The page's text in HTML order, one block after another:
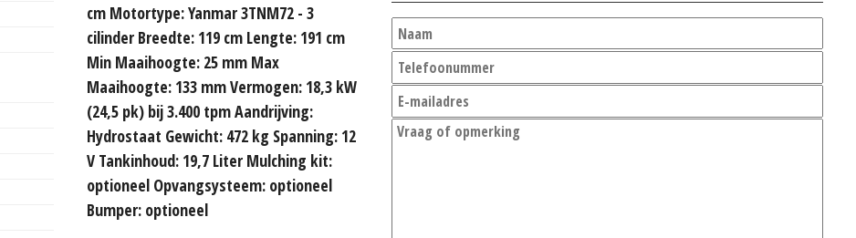
cm Motortype: Yanmar 3TNM72 - 3
cilinder Breedte: 119 cm Lengte: 191 cm
Min Maaihoogte: 25 mm Max
Maaihoogte: 133 mm Vermogen: 18,3 kW
(24,5 pk) bij 3.400 tpm Aandrijving:
Hydrostaat Gewicht: 472 kg Spanning: 12
V Tankinhoud: 19,7 Liter Mulching kit:
optioneel Opvangsysteem: optioneel
Bumper: optioneel